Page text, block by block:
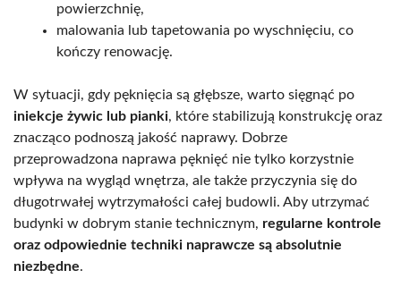
powierzchnię,
malowania lub tapetowania po wyschnięciu, co
kończy renowację.
W sytuacji, gdy pęknięcia są głębsze, warto sięgnąć po
iniekcje żywic lub pianki, które stabilizują konstrukcję oraz
znacząco podnoszą jakość naprawy. Dobrze
przeprowadzona naprawa pęknięć nie tylko korzystnie
wpływa na wygląd wnętrza, ale także przyczynia się do
długotrwałej wytrzymałości całej budowli. Aby utrzymać
budynki w dobrym stanie technicznym, regularne kontrole
oraz odpowiednie techniki naprawcze są absolutnie
niezbędne.